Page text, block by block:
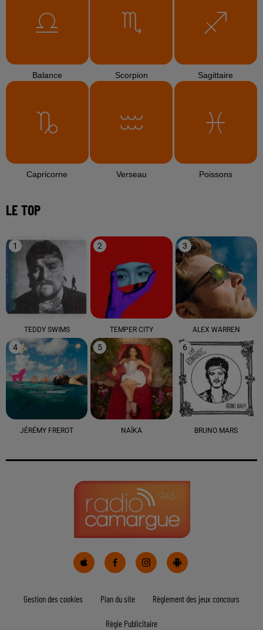
Balance Scorpion Sagittaire
Capricorne Verseau Poissons
LE TOP
1
TEDDY SWIMS
2
TEMPER CITY
3
ALEX WARREN
4
JÉRÉMY FREROT
5
NAÏKA
6
BRUNO MARS
Gestion des cookies Plan du site Règlement des jeux concours
Régie Publicitaire